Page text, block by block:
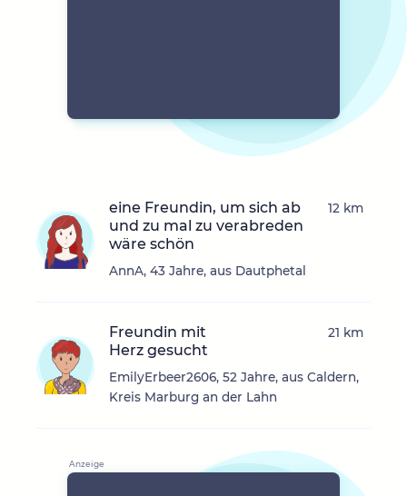
eine Freundin, um sich ab
und zu mal zu verabreden
wäre schön
AnnA, 43 Jahre, aus Dautphetal
12 km
Freundin mit
Herz gesucht
EmilyErbeer2606, 52 Jahre, aus Caldern,
Kreis Marburg an der Lahn
21 km